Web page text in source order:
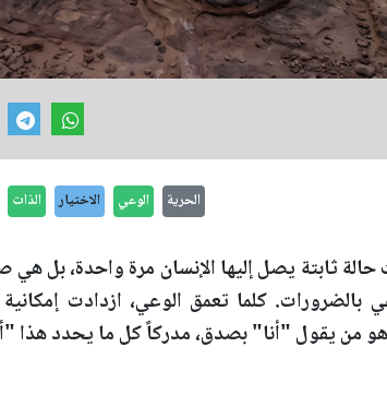
الحرية الوعي الاختيار الذات
حالة ثابتة يصل إليها الإنسان مرة واحدة، بل هي
بالضرورات. كلما تعمق الوعي، ازدادت
هو من يقول "أنا" بصدق، مدركاً كل ما يحدد هذا